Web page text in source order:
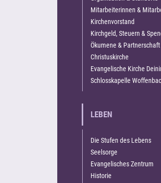
Mitarbeiterinnen &
Kirchenvorstand
Kirchgeld, Steuern &
Ökumene & Partnerschaft
Christuskirche
Evangelische Kirche
Schlosskapelle
LEBEN
Die Stufen des Lebens
Seelsorge
Evangelisches Zentrum
Historie